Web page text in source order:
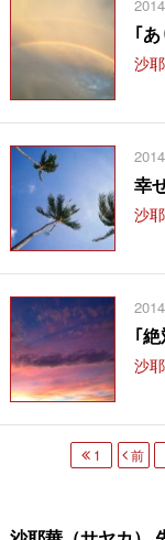
｢
沙
幸
沙
｢
沙
1 前